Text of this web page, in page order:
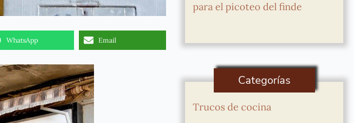
WhatsApp Email
para el picoteo del finde
Categorías
Trucos de cocina